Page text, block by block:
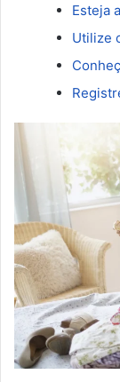
Esteja
Utilize